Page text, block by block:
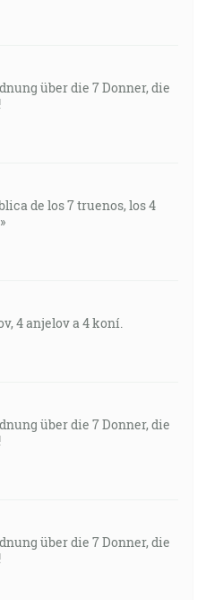
über die 7 Donner, die
de los 7 truenos, los 4
4 anjelov a 4 koní.
über die 7 Donner, die
über die 7 Donner, die